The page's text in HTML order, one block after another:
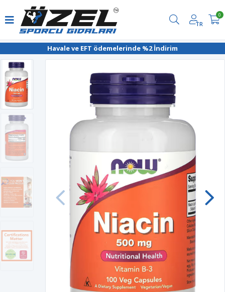
Havale ve EFT ödemelerinde %2 İndirim
TR
0